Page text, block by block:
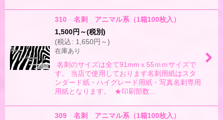
310 名刺 アニマル系（1箱100枚入）
1,500円 ～(税別)
(税込: 1,650円 ～)
在庫あり
名刺のサイズは全て91mmｘ55ｍｍサイズで
す。 当店で使用しております名刺用紙はスタ
ンダード紙・ハイグレード用紙・写真名刺専用
用紙となります。 ★印刷部数…
309 名刺 アニマル系（1箱100枚入）